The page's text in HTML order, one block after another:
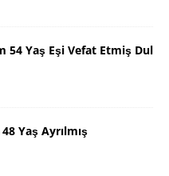
54 Yaş Eşi Vefat Etmiş Dul
Yaş Ayrılmış